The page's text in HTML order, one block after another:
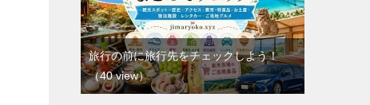
旅行の前に旅行先をチェックしよう！
（40 view）